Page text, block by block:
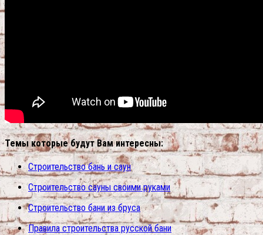
Темы которые будут Вам интересны:
Строительство бань и саун
Строительство сауны своими руками
Строительство бани из бруса
Правила строительства русской бани